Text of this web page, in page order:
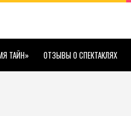
ТАЙН» ОТЗЫВЫ О СПЕКТАКЛЯХ